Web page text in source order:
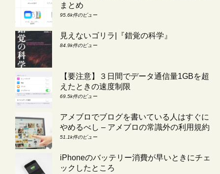
まとめ
95.6k件のビュー
見えないゴリラ|『錯覚の科学』
84.9k件のビュー
【要注意】３日間でデータ通信量1GBを超
えたときの速度制限
69.5k件のビュー
アメブロでブログを書いている人はすぐに
やめるべし – アメブロの常識外の利用規約
51.1k件のビュー
iPhoneのバッテリー消費が早いときにチェ
ックしたところ